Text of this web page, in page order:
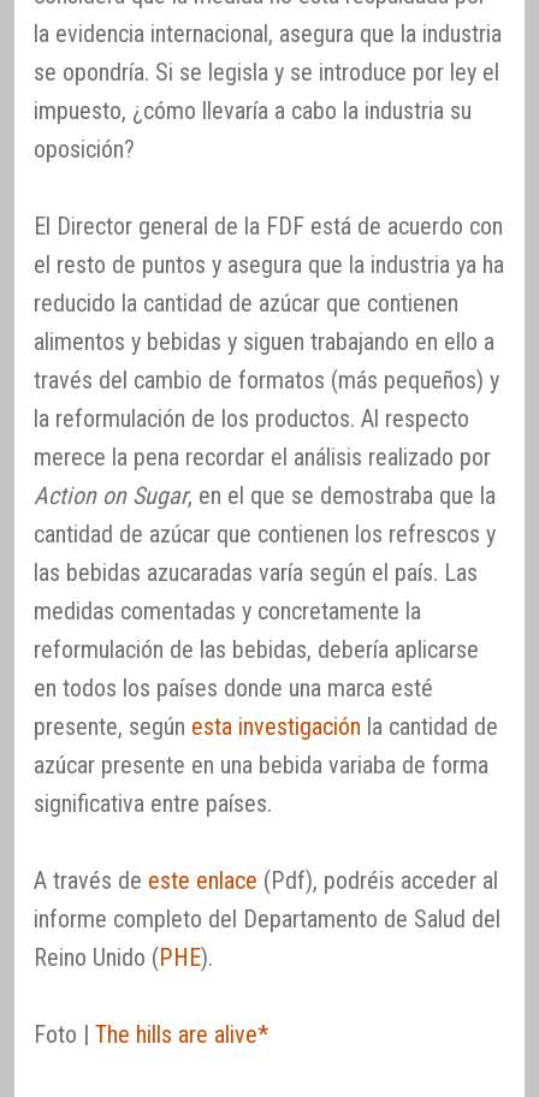
la evidencia internacional, asegura que la industria
se opondría. Si se legisla y se introduce por ley el
impuesto, ¿cómo llevaría a cabo la industria su
oposición?
El Director general de la FDF está de acuerdo con
el resto de puntos y asegura que la industria ya ha
reducido la cantidad de azúcar que contienen
alimentos y bebidas y siguen trabajando en ello a
través del cambio de formatos (más pequeños) y
la reformulación de los productos. Al respecto
merece la pena recordar el análisis realizado por
Action on Sugar, en el que se demostraba que la
cantidad de azúcar que contienen los refrescos y
las bebidas azucaradas varía según el país. Las
medidas comentadas y concretamente la
reformulación de las bebidas, debería aplicarse
en todos los países donde una marca esté
presente, según esta investigación la cantidad de
azúcar presente en una bebida variaba de forma
significativa entre países.
A través de este enlace (Pdf), podréis acceder al
informe completo del Departamento de Salud del
Reino Unido (PHE).
Foto | The hills are alive*